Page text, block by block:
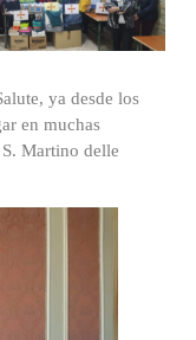
ya desde los
en muchas
Martino delle